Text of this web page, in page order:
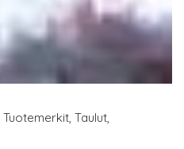
Tuotemerkit, Taulut,